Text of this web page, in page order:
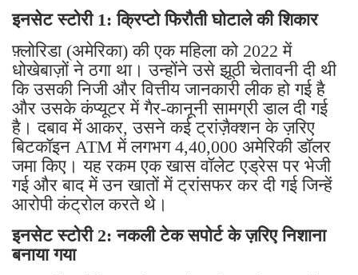
इनसेट स्टोरी 1: क्रिप्टो फिरौती घोटाले की शिकार
फ़्लोरिडा (अमेरिका) की एक महिला को 2022 में
धोखेबाज़ों ने ठगा था। उन्होंने उसे झूठी चेतावनी दी थी
कि उसकी निजी और वित्तीय जानकारी लीक हो गई है
और उसके कंप्यूटर में गैर-कानूनी सामग्री डाल दी गई
है। दबाव में आकर, उसने कई ट्रांज़ैक्शन के ज़रिए
बिटकॉइन ATM में लगभग 4,40,000 अमेरिकी डॉलर
जमा किए। यह रकम एक खास वॉलेट एड्रेस पर भेजी
गई और बाद में उन खातों में ट्रांसफर कर दी गई जिन्हें
आरोपी कंट्रोल करते थे।
इनसेट स्टोरी 2: नकली टेक सपोर्ट के ज़रिए निशाना
बनाया गया